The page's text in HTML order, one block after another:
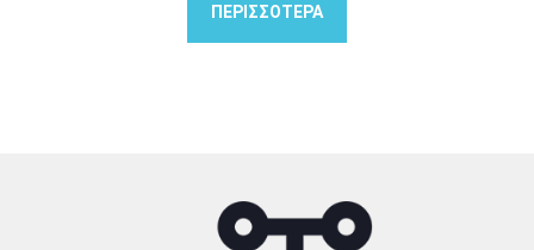
ΠΕΡΙΣΣΟΤΕΡΑ